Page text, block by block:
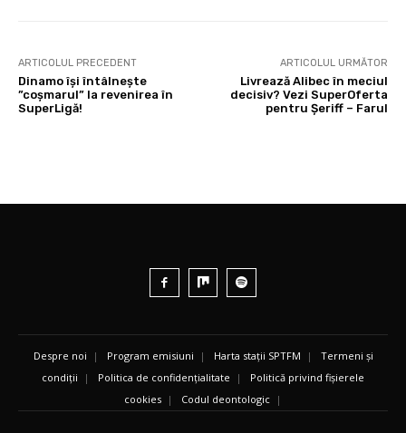
ARTICOLUL PRECEDENT
Dinamo își întâlnește
”coșmarul” la revenirea în
SuperLigă!
ARTICOLUL URMĂTOR
Livrează Alibec în meciul
decisiv? Vezi SuperOferta
pentru Șeriff – Farul
Despre noi | Program emisiuni | Harta stații SPTFM | Termeni și
condiții | Politica de confidențialitate | Politică privind fișierele
cookies | Codul deontologic |